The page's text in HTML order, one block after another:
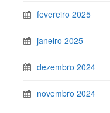
fevereiro 2025
janeiro 2025
dezembro 2024
novembro 2024